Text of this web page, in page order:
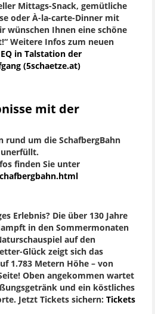
Mittags-Snack, gemütliche
oder À-la-carte-Dinner mit
wünschen Ihnen eine schöne
Weitere Infos zum neuen
in Talstation der
(5schaetze.at)
mit der
rund um die SchafbergBahn
unerfüllt.
finden Sie unter
Erlebnis? Die über 130 Jahre
in den Sommermonaten
auf den
Glück zeigt sich das
1.783 Metern Höhe – von
Oben angekommen wartet
und ein köstliches
Jetzt Tickets sichern: Tickets